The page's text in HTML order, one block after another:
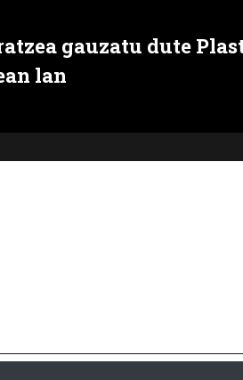
gauzatu dute
lan